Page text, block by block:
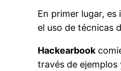
En primer lugar,
el uso de técnicas
Hackearbook
través de ejemplos